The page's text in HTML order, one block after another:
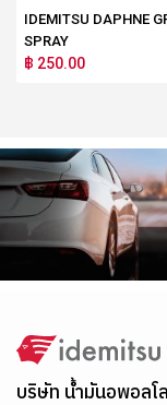
IDEMITSU DAPHNE
SPRAY
฿ 250.00
บริษัท น้ำมันอพอลโ